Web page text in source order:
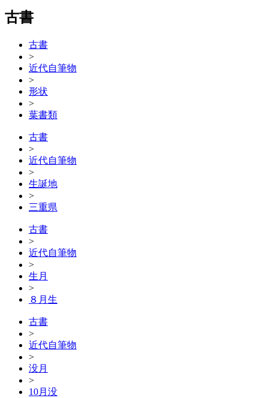
古書
古書
>
近代自筆物
>
形状
>
葉書類
古書
>
近代自筆物
>
生誕地
>
三重県
古書
>
近代自筆物
>
生月
>
８月生
古書
>
近代自筆物
>
没月
>
10月没